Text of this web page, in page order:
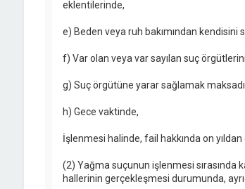
eklentilerinde,
e) Beden veya ruh bakımından
f) Var olan veya var sayılan suç
g) Suç örgütüne yarar sağlamak
h) Gece vaktinde,
İşlenmesi halinde, fail hakkında on
(2) Yağma suçunun işlenmesi sırasında
hallerinin gerçekleşmesi durumunda,